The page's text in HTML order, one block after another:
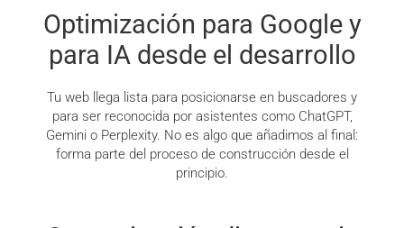
Optimización para Google y
para IA desde el desarrollo
Tu web llega lista para posicionarse en buscadores y
para ser reconocida por asistentes como ChatGPT,
Gemini o Perplexity. No es algo que añadimos al final:
forma parte del proceso de construcción desde el
principio.